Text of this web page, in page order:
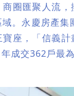
商圈匯聚人流
。永慶房產
寶座，「信義
成交362戶最